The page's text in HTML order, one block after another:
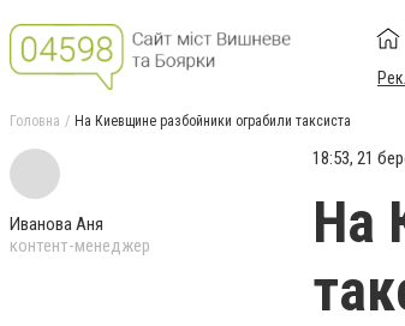
Головна На Киевщине разбойники ограбили таксиста
Иванова Аня
контент-менеджер
18:53, 21
На